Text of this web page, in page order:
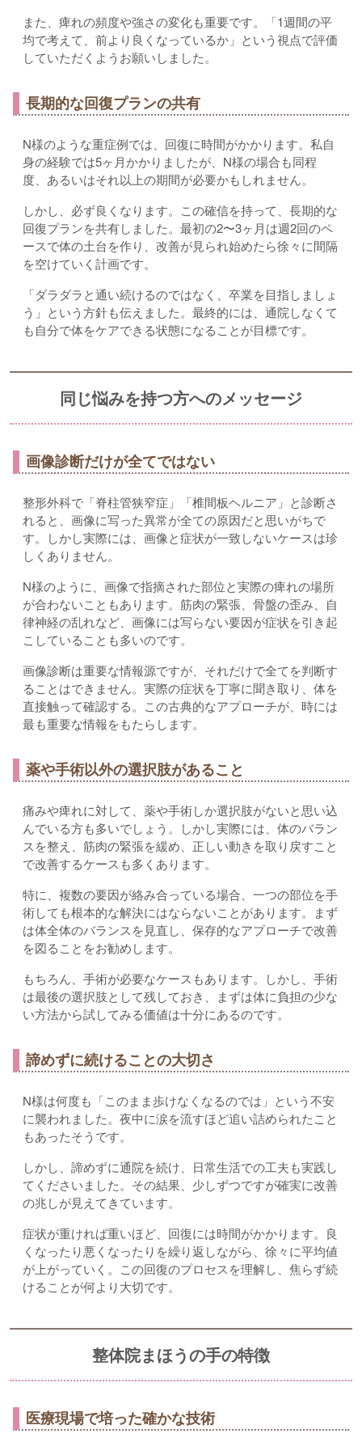
また、痺れの頻度や強さの変化も重要です。「1週間の平
均で考えて、前より良くなっているか」という視点で評価
していただくようお願いしました。
長期的な回復プランの共有
N様のような重症例では、回復に時間がかかります。私自
身の経験では5ヶ月かかりましたが、N様の場合も同程
度、あるいはそれ以上の期間が必要かもしれません。
しかし、必ず良くなります。この確信を持って、長期的な
回復プランを共有しました。最初の2〜3ヶ月は週2回のペ
ースで体の土台を作り、改善が見られ始めたら徐々に間隔
を空けていく計画です。
「ダラダラと通い続けるのではなく、卒業を目指しましょ
う」という方針も伝えました。最終的には、通院しなくて
も自分で体をケアできる状態になることが目標です。
同じ悩みを持つ方へのメッセージ
画像診断だけが全てではない
整形外科で「脊柱管狭窄症」「椎間板ヘルニア」と診断さ
れると、画像に写った異常が全ての原因だと思いがちで
す。しかし実際には、画像と症状が一致しないケースは珍
しくありません。
N様のように、画像で指摘された部位と実際の痺れの場所
が合わないこともあります。筋肉の緊張、骨盤の歪み、自
律神経の乱れなど、画像には写らない要因が症状を引き起
こしていることも多いのです。
画像診断は重要な情報源ですが、それだけで全てを判断す
ることはできません。実際の症状を丁寧に聞き取り、体を
直接触って確認する。この古典的なアプローチが、時には
最も重要な情報をもたらします。
薬や手術以外の選択肢があること
痛みや痺れに対して、薬や手術しか選択肢がないと思い込
んでいる方も多いでしょう。しかし実際には、体のバラン
スを整え、筋肉の緊張を緩め、正しい動きを取り戻すこと
で改善するケースも多くあります。
特に、複数の要因が絡み合っている場合、一つの部位を手
術しても根本的な解決にはならないことがあります。まず
は体全体のバランスを見直し、保存的なアプローチで改善
を図ることをお勧めします。
もちろん、手術が必要なケースもあります。しかし、手術
は最後の選択肢として残しておき、まずは体に負担の少な
い方法から試してみる価値は十分にあるのです。
諦めずに続けることの大切さ
N様は何度も「このまま歩けなくなるのでは」という不安
に襲われました。夜中に涙を流すほど追い詰められたこと
もあったそうです。
しかし、諦めずに通院を続け、日常生活での工夫も実践し
てくださいました。その結果、少しずつですが確実に改善
の兆しが見えてきています。
症状が重ければ重いほど、回復には時間がかかります。良
くなったり悪くなったりを繰り返しながら、徐々に平均値
が上がっていく。この回復のプロセスを理解し、焦らず続
けることが何より大切です。
整体院まほうの手の特徴
医療現場で培った確かな技術